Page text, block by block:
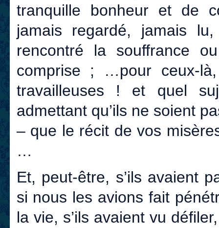
tranquille bonheur et de
jamais regardé, jamais
rencontré la souffrance
comprise ; …pour ceux-
travailleuses ! et quel
admettant qu’ils ne soient
– que le récit de vos
…
Et, peut-être, s’ils avaient
si nous les avions fait
la vie, s’ils avaient vu